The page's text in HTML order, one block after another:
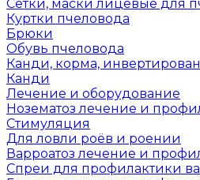
Сетки, маски лицевые для
Куртки пчеловода
Брюки
Обувь пчеловода
Канди, корма,
Канди
Лечение и оборудование
Нозематоз лечение и
Стимуляция
Для ловли роёв и роении
Варроатоз лечение и
Спреи для профилактики